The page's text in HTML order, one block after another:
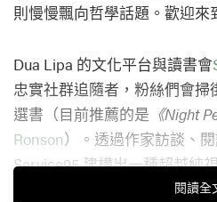
則慢慢飄向哲學話題。歡迎來
Dua Lipa 的文化平台與讀書會
忠實社群追隨者，粉絲們會掃
選書（目前推薦的是 《Night
Ronson）。透過作家訪談、
Service95 建構出一種超越純
閱讀，這個不久前還被視為孤
閱讀全